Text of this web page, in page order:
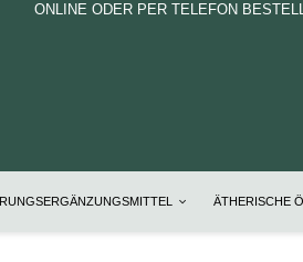
ONLINE ODER PER TELEFON
ÄTHERISCHE